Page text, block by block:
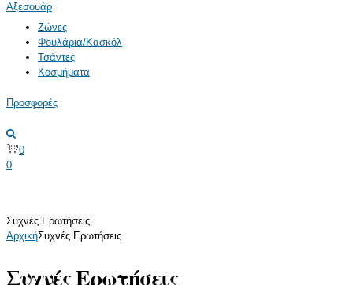
Αξεσουάρ
Ζώνες
Φουλάρια/Κασκόλ
Τσάντες
Κοσμήματα
Προσφορές
0
0
Συχνές Ερωτήσεις
ΑρχικήΣυχνές Ερωτήσεις
Συχνές Ερωτήσεις